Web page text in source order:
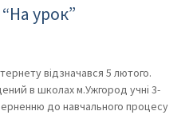
урок”
відзначався 5 лютого.
в школах м.Ужгород учні 3-
до навчального процесу